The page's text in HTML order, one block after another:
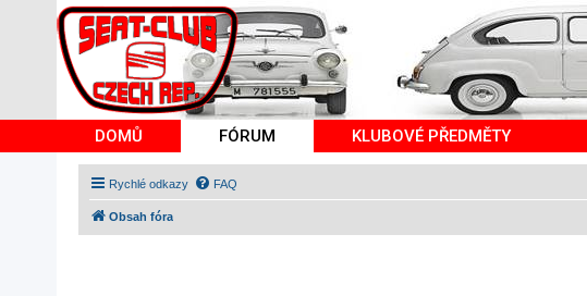
DOMŮ FÓRUM KLUBOVÉ PŘEDMĚTY
Rychlé odkazy FAQ
Obsah fóra